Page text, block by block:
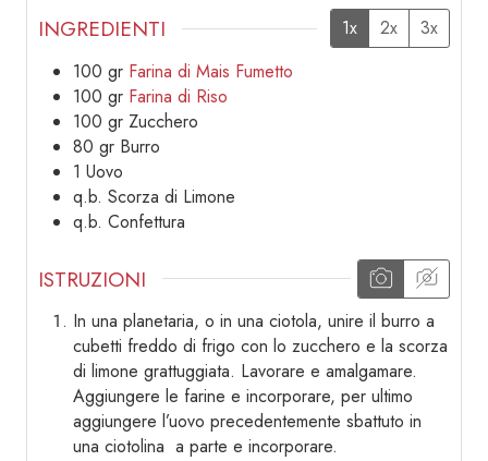
INGREDIENTI 1x 2x
3x
100 gr Farina di Mais Fumetto
100 gr Farina di Riso
100 gr Zucchero
80 gr Burro
1 Uovo
q.b. Scorza di Limone
q.b. Confettura
ISTRUZIONI
In una planetaria, o in una ciotola, unire il burro a
cubetti freddo di frigo con lo zucchero e la scorza
di limone grattuggiata. Lavorare e amalgamare.
Aggiungere le farine e incorporare, per ultimo
aggiungere l’uovo precedentemente sbattuto in
una ciotolina a parte e incorporare.